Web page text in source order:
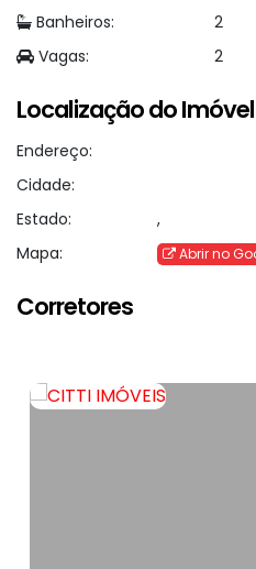
Banheiros:
2
Vagas:
2
Localização do Imóvel
Endereço:
Cidade:
Estado:
,
Mapa:
Abrir no
Corretores